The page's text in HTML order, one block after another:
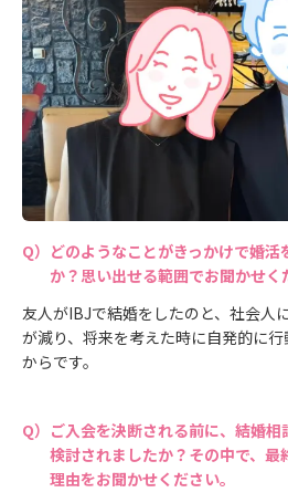
どのようなことがきっかけで婚活
か？思い出せる範囲でお聞かせく
友人がIBJで結婚をしたのと、社会人
が減り、将来を考えた時に自発的に
からです。
ご入会を決断される前に、結婚
検討されましたか？その中で、
理由をお聞かせください。